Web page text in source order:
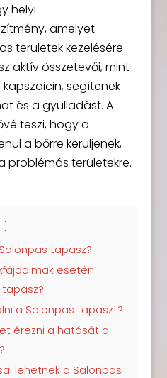
helyi
amelyet
területek kezelésére
aktív összetevői, mint
segítenek
és a gyulladást. A
teszi, hogy a
a bőrre kerüljenek,
területekre.
tapasz?
esetén
a Salonpas tapaszt?
érezni a hatását a
lehetnek a Salonpas